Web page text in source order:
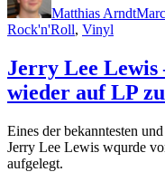
Matthias Arndt
Rock'n'Roll, Vinyl
Jerry Lee
wieder auf LP
Eines der bekanntesten
Jerry Lee Lewis wqurde
aufgelegt.